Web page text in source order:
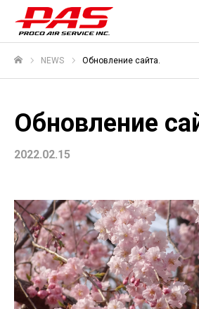
NEWS Обновление сайта.
Обновление
2022.02.15